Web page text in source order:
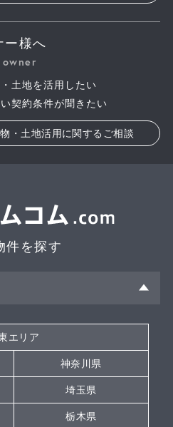
ー様へ
土地を活用したい
契約条件が聞きたい
・土地活用に関するご相談
件を探す
エリア
神奈川県
埼玉県
栃木県